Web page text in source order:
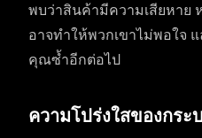
พบว่าสินค้ามีความเสียหาย
อาจทำให้พวกเขาไม่พอใจ
คุณซ้ำอีกต่อไป
ความโปร่งใสของกระ